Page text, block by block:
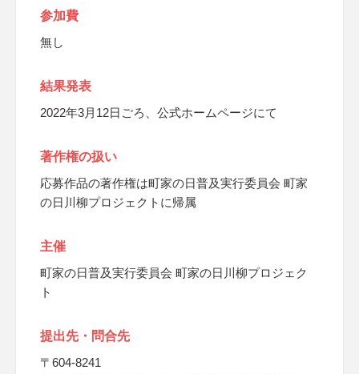
参加費
無し
結果発表
2022年3月12日ごろ、公式ホームページにて
著作権の扱い
応募作品の著作権は町家の日普及実行委員会 町家
の日川柳プロジェクトに帰属
主催
町家の日普及実行委員会 町家の日川柳プロジェク
ト
提出先・問合先
〒604-8241